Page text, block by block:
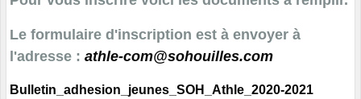
Le formulaire d'inscription est à envoyer à
l'adresse : athle-com@sohouilles.com
Bulletin_adhesion_jeunes_SOH_Athle_2020-2021